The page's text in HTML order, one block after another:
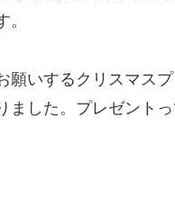
願いするクリスマス
した。プレゼントっ